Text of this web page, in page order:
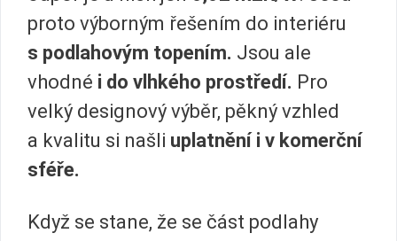
proto výborným řešením do interiéru
s podlahovým topením. Jsou ale
vhodné i do vlhkého prostředí. Pro
velký designový výběr, pěkný vzhled
a kvalitu si našli uplatnění i v komerční
sféře.
Když se stane, že se část podlahy